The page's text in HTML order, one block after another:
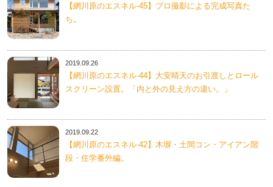
【網川原のエスネル‐45】プロ撮影による完成写真た
ち。
2019.09.26
【網川原のエスネル‐44】大安晴天のお引渡しとロール
スクリーン設置。「内と外の見え方の違い。」
2019.09.22
【網川原のエスネル‐42】木塀・土間コン・アイアン階
段・住学番外編。